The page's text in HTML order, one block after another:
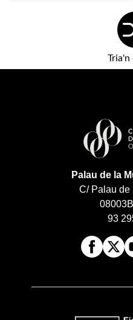
Tria'n
Palau de la
C/ Palau de
08003
93